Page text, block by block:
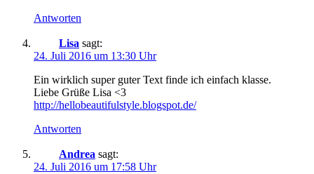
Antworten
Lisa sagt:
24. Juli 2016 um 13:30 Uhr
Ein wirklich super guter Text finde ich einfach klasse.
Liebe Grüße Lisa <3
http://hellobeautifulstyle.blogspot.de/
Antworten
Andrea sagt:
24. Juli 2016 um 17:58 Uhr